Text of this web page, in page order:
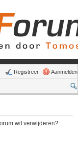
Aanmelden
Registreer
wil verwijderen?